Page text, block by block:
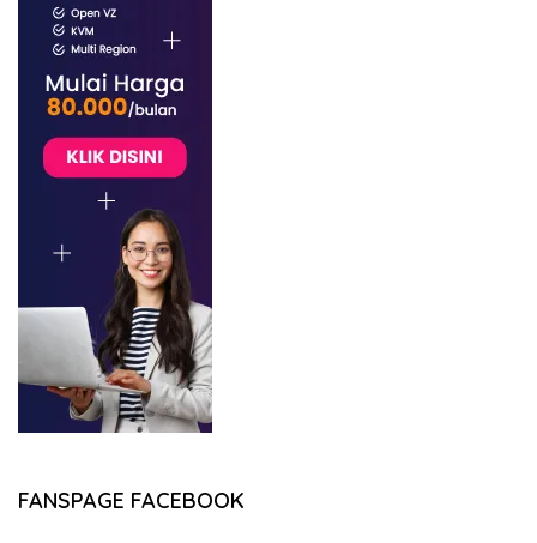
FANSPAGE FACEBOOK